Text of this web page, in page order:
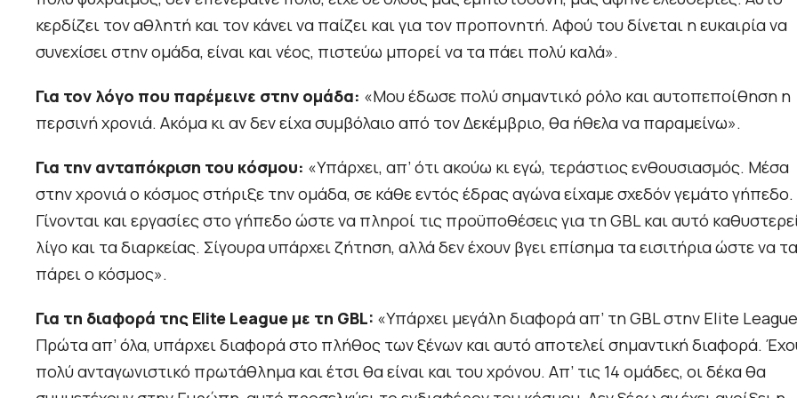
κερδίζει τον αθλητή και τον κάνει να παίζει και για τον προπονητή. Αφού του δίνεται η ευκαιρία να
συνεχίσει στην ομάδα, είναι και νέος, πιστεύω μπορεί να τα πάει πολύ καλά».
Για τον λόγο που παρέμεινε στην ομάδα: «Μου έδωσε πολύ σημαντικό ρόλο και αυτοπεποίθηση η
περσινή χρονιά. Ακόμα κι αν δεν είχα συμβόλαιο από τον Δεκέμβριο, θα ήθελα να παραμείνω».
Για την ανταπόκριση του κόσμου: «Υπάρχει, απ’ ότι ακούω κι εγώ, τεράστιος ενθουσιασμός. Μέσα
στην χρονιά ο κόσμος στήριξε την ομάδα, σε κάθε εντός έδρας αγώνα είχαμε σχεδόν γεμάτο γήπεδο.
Γίνονται και εργασίες στο γήπεδο ώστε να πληροί τις προϋποθέσεις για τη GBL και αυτό
λίγο και τα διαρκείας. Σίγουρα υπάρχει ζήτηση, αλλά δεν έχουν βγει επίσημα τα εισιτήρια ώστε να τα
πάρει ο κόσμος».
Για τη διαφορά της Elite League με τη GBL: «Υπάρχει μεγάλη διαφορά απ’ τη GBL στην Elite
Πρώτα απ’ όλα, υπάρχει διαφορά στο πλήθος των ξένων και αυτό αποτελεί σημαντική διαφορά.
πολύ ανταγωνιστικό πρωτάθλημα και έτσι θα είναι και του χρόνου. Απ’ τις 14 ομάδες, οι δέκα θα